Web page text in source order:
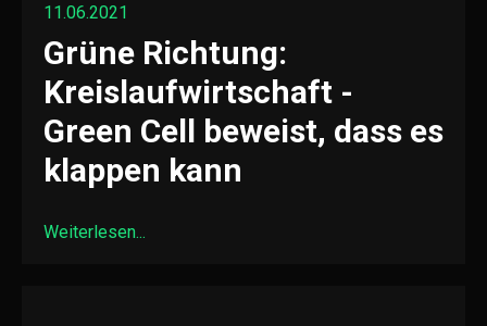
11.06.2021
Grüne Richtung:
Kreislaufwirtschaft -
Green Cell beweist, dass es
klappen kann
Weiterlesen...